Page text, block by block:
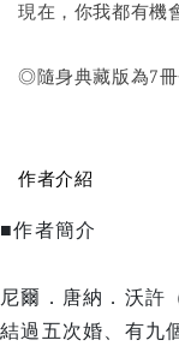
現在，你我都有機
◎隨身典藏版為7冊
作者介紹
■作者簡介
尼爾．唐納．沃許
結過五次婚、有九